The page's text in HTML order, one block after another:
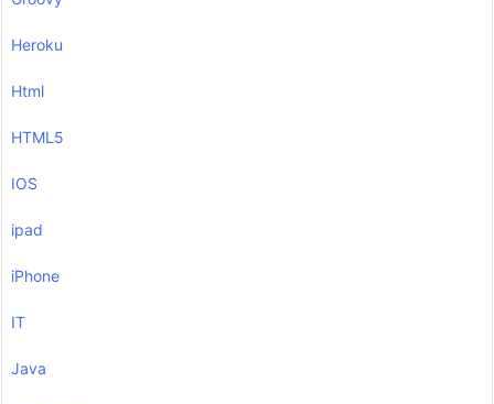
Heroku
Html
HTML5
IOS
ipad
iPhone
IT
Java